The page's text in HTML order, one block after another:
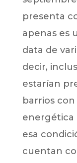
presenta
apenas es
data de
decir,
estarían
barrios
energética
esa
cuentan